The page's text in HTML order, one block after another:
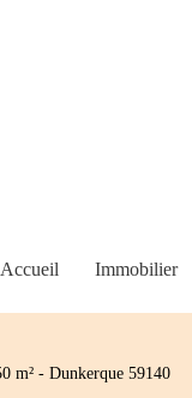
Accueil Immobilier